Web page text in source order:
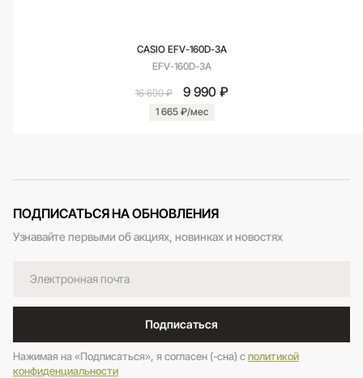
CASIO EFV-160D-3A
EFV-160D-3A
16 690 ₽ 9 990 ₽
1 665 ₽/мес
ПОДПИСАТЬСЯ НА ОБНОВЛЕНИЯ
Узнавайте первыми об акциях, новинках и новостях
Подписаться
Нажимая на «Подписаться», я согласен (-сна) cполитикой
конфиденциальности